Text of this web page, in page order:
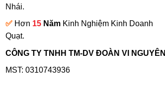
Nhái.
✅ Hơn 15 Năm Kinh Nghiệm Kinh Doanh
Quạt.
CÔNG TY TNHH TM-DV ĐOÀN VI NGUYÊN
MST: 0310743936